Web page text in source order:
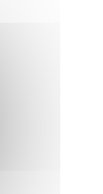
des cookies